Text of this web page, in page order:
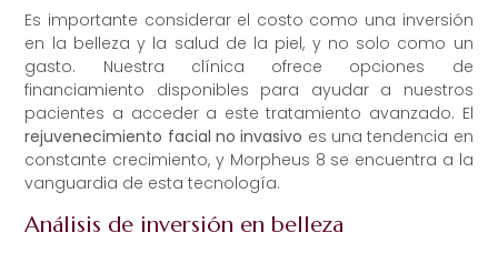
Es importante considerar el costo como una inversión
en la belleza y la salud de la piel, y no solo como un
gasto. Nuestra clínica ofrece opciones de
financiamiento disponibles para ayudar a nuestros
pacientes a acceder a este tratamiento avanzado. El
rejuvenecimiento facial no invasivo es una tendencia en
constante crecimiento, y Morpheus 8 se encuentra a la
vanguardia de esta tecnología.
Análisis de inversión en belleza